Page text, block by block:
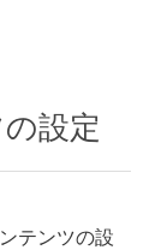
設定
テンツの設